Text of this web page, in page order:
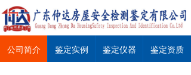
公司简介 鉴定实例 鉴定仪器 鉴定资质